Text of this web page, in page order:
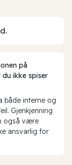
på
ikke spiser
både interne og
Gjenkjenning
også være
ansvarlig for